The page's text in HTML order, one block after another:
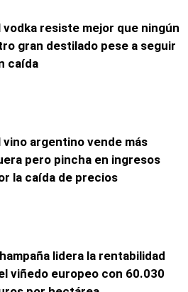
vodka resiste mejor que ningún
gran destilado pese a seguir
caída
vino argentino vende más
pero pincha en ingresos
la caída de precios
lidera la rentabilidad
viñedo europeo con 60.030